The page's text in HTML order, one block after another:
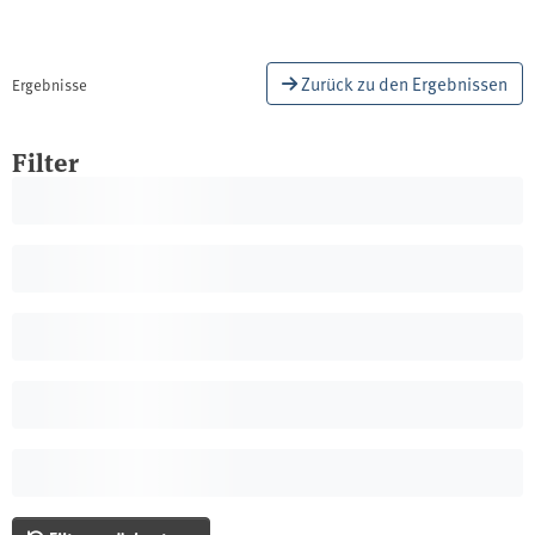
Ergebnisse Zurück zu den Ergebnissen
Filter